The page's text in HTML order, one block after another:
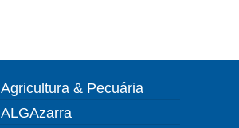
Agricultura & Pecuária
ALGAzarra